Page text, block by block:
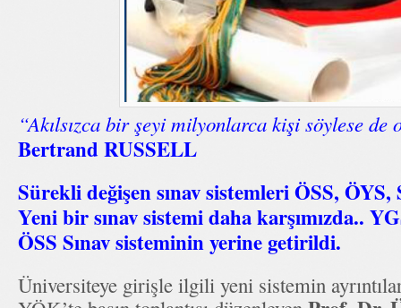
“Akılsızca bir şeyi milyonlarca kişi söylese de
Bertrand RUSSELL
Sürekli değişen sınav sistemleri ÖSS,
Yeni bir sınav sistemi daha karşımızda..
ÖSS Sınav sisteminin yerine getirildi.
Üniversiteye girişle ilgili yeni sistemin